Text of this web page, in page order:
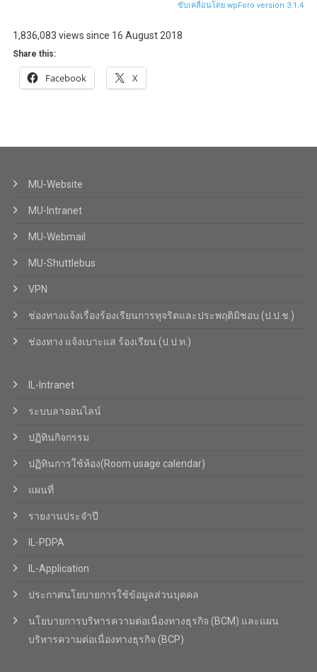
ขับเคลื่อนโดย wpForo version 3.1.4
1,836,083 views since 16 August 2018
Share this:
Facebook X
MU-Website
MU-Intranet
MU-Webmail
MU-Shuttlebus
VPN
ช่องทางแจ้งเรื่องร้องเรียนการทุจริตและประพฤติมิชอบ (ป.ป.ช.)
ช่องทาง แจ้งเบาะแส ร้องเรียน (ป.ป.ท.)
IL-Intranet
ระบบลาออนไลน์
ปฏิทินกิจกรรม
ปฏิทินการใช้ห้อง(Room usage calendar)
แผนที่
รายงานประจำปี
IL-PDPA
IL-Application
ประกาศนโยบายการใช้ข้อมูลส่วนบุคคล
นโยบายการบริหารความต่อเนื่องทางธุรกิจ (BCM) และแผน
บริหารความต่อเนื่องทางธุรกิจ (BCP)